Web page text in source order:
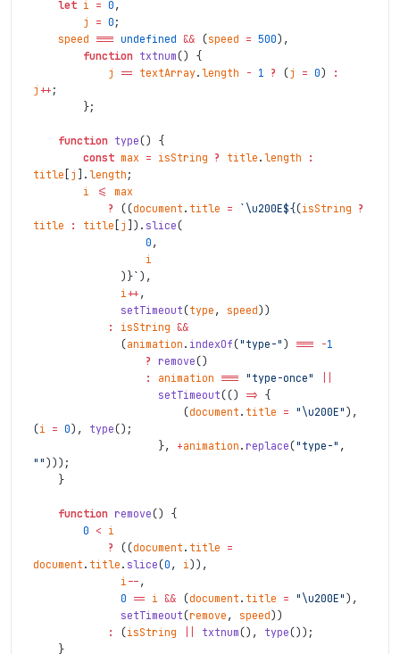
let i = 0 ,
j
= 0 ;
speed === undefined && (speed = 500) ,
function txtnum()
{
j
== textArray. length - 1 ? (j = 0)
:
j ++ ;
};
function type()
{
const max = isString ? title . length
:
title j . length ;
i
<=
max
?
((document . title = ` \u200E${(isString ?
title
: title j ) . slice(
0 ,
i
) }` ) ,
i ++ ,
setTimeout(type , speed) )
:
isString &&
(animation . indexOf("type-" ) === -1
?
remove()
:
animation === "type-once"
setTimeout(() => {
(document . title = " \u200E" ) ,
(i = 0) , type() ;
}, +animation . replace("type-" ,
"" ) ) ) ;
}
function remove()
{
0 < i
?
((document . title =
document . title . slice(0 , i) ) ,
i -- ,
0 == i && (document . title = " \u200E" ) ,
setTimeout(remove , speed) )
:
(isString txtnum() , type() ) ;
}